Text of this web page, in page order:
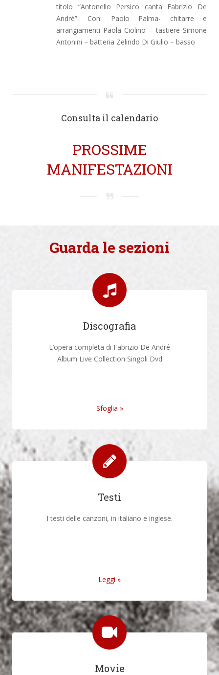
titolo “Antonello Persico canta Fabrizio De
André”. Con: Paolo Palma- chitarre e
arrangiamenti Paola Ciolino – tastiere Simone
Antonini – batteria Zelindo Di Giulio – basso
Consulta il calendario
PROSSIME
MANIFESTAZIONI
Guarda le sezioni
Discografia
L’opera completa di Fabrizio De André
Album Live Collection Singoli Dvd
Sfoglia »
Testi
I testi delle canzoni, in italiano e inglese.
Leggi »
Movie